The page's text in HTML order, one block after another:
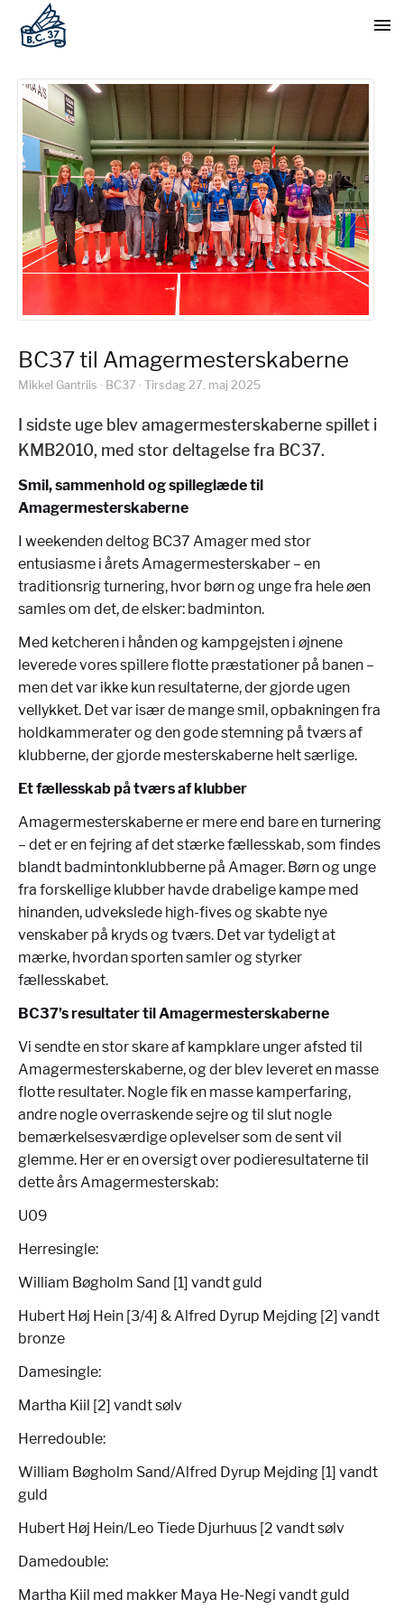
BC37 til Amagermesterskaberne
Mikkel Gantriis · BC37 · Tirsdag 27. maj 2025
I sidste uge blev amagermesterskaberne spillet i
KMB2010, med stor deltagelse fra BC37.
Smil, sammenhold og spilleglæde til
Amagermesterskaberne
I weekenden deltog BC37 Amager med stor
entusiasme i årets Amagermesterskaber – en
traditionsrig turnering, hvor børn og unge fra hele øen
samles om det, de elsker: badminton.
Med ketcheren i hånden og kampgejsten i øjnene
leverede vores spillere flotte præstationer på banen –
men det var ikke kun resultaterne, der gjorde ugen
vellykket. Det var især de mange smil, opbakningen fra
holdkammerater og den gode stemning på tværs af
klubberne, der gjorde mesterskaberne helt særlige.
Et fællesskab på tværs af klubber
Amagermesterskaberne er mere end bare en turnering
– det er en fejring af det stærke fællesskab, som findes
blandt badmintonklubberne på Amager. Børn og unge
fra forskellige klubber havde drabelige kampe med
hinanden, udvekslede high-fives og skabte nye
venskaber på kryds og tværs. Det var tydeligt at
mærke, hvordan sporten samler og styrker
fællesskabet.
BC37’s resultater til Amagermesterskaberne
Vi sendte en stor skare af kampklare unger afsted til
Amagermesterskaberne, og der blev leveret en masse
flotte resultater. Nogle fik en masse kamperfaring,
andre nogle overraskende sejre og til slut nogle
bemærkelsesværdige oplevelser som de sent vil
glemme. Her er en oversigt over podieresultaterne til
dette års Amagermesterskab:
U09
Herresingle:
William Bøgholm Sand [1] vandt guld
Hubert Høj Hein [3/4] & Alfred Dyrup Mejding [2] vandt
bronze
Damesingle:
Martha Kiil [2] vandt sølv
Herredouble:
William Bøgholm Sand/Alfred Dyrup Mejding [1] vandt
guld
Hubert Høj Hein/Leo Tiede Djurhuus [2 vandt sølv
Damedouble:
Martha Kiil med makker Maya He-Negi vandt guld